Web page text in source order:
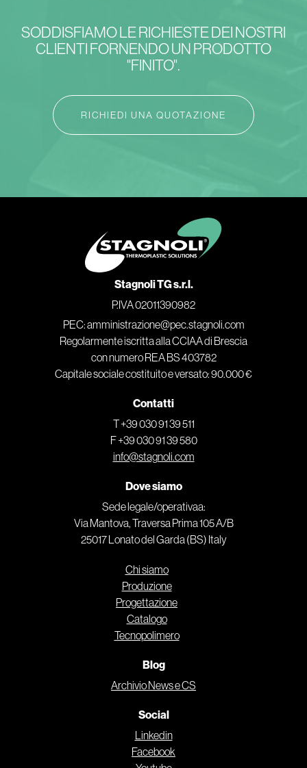
SODDISFIAMO LE RICHIESTE DEI NOSTRI
CLIENTI FORNENDO UN PRODOTTO
"FINITO".
RICHIEDI UNA QUOTAZIONE
Stagnoli TG s.r.l.
P.IVA 02011390982
PEC: amministrazione@pec.stagnoli.com
Regolarmente iscritta alla CCIAA di Brescia
con numero REA BS 403782
Capitale sociale costituito e versato: 90.000 €
Contatti
T +39 030 91 39 511
F +39 030 91 39 580
info@stagnoli.com
Dove siamo
Sede legale/operativaa:
Via Mantova, Traversa Prima 105 A/B
25017 Lonato del Garda (BS) Italy
Chi siamo
Produzione
Progettazione
Catalogo
Tecnopolimero
Blog
Archivio News e CS
Social
Linkedin
Facebook